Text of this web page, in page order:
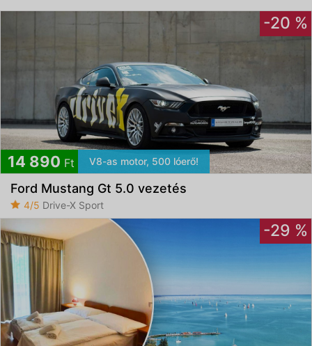
-20 %
14 890 Ft V8-as motor, 500 lóerő!
Ford Mustang Gt 5.0 vezetés
4/5 Drive-X Sport
-29 %